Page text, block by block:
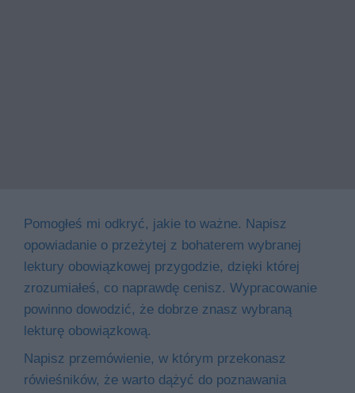
Pomogłeś mi odkryć, jakie to ważne. Napisz
opowiadanie o przeżytej z bohaterem wybranej
lektury obowiązkowej przygodzie, dzięki której
zrozumiałeś, co naprawdę cenisz. Wypracowanie
powinno dowodzić, że dobrze znasz wybraną
lekturę obowiązkową.
Napisz przemówienie, w którym przekonasz
rówieśników, że warto dążyć do poznawania